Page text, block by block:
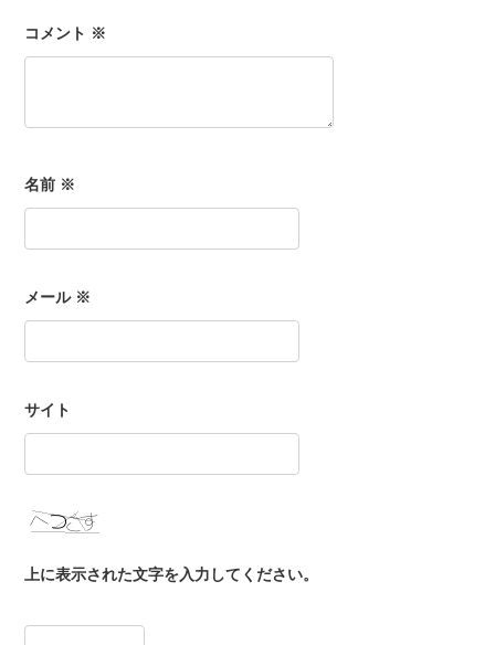
コメント ※
名前 ※
メール ※
サイト
上に表示された文字を入力してください。